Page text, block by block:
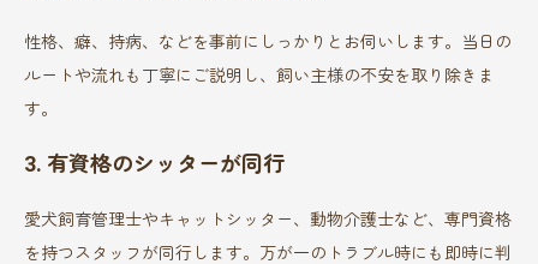
性格、癖、持病、などを事前にしっかりとお伺いします。当日の
ルートや流れも丁寧にご説明し、飼い主様の不安を取り除きま
す。
3. 有資格のシッターが同行
愛犬飼育管理士やキャットシッター、動物介護士など、専門資格
を持つスタッフが同行します。万が一のトラブル時にも即時に判